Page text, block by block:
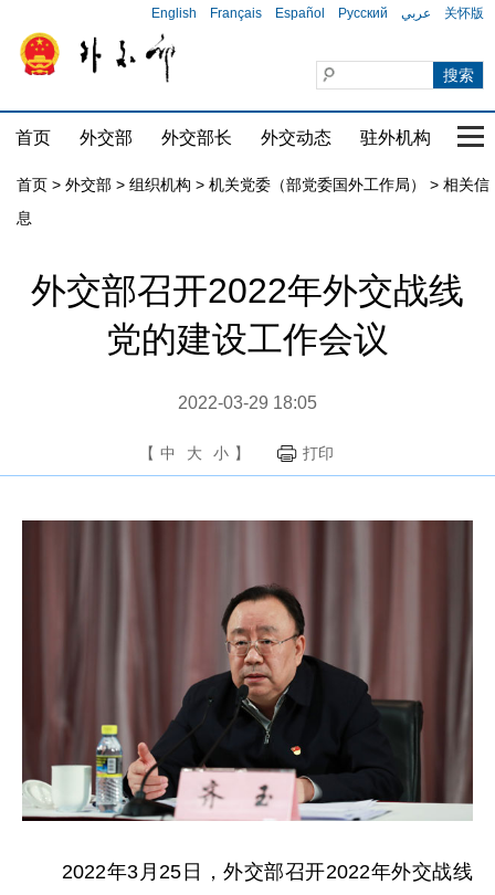
English Français Español Русский عربي 关怀版
首页 外交部 外交部长 外交动态 驻外机构 国
首页 > 外交部 > 组织机构 > 机关党委（部党委国外工作局） > 相关信
息
外交部召开2022年外交战线
党的建设工作会议
2022-03-29 18:05
【 中 大 小 】 打印
2022年3月25日，外交部召开2022年外交战线